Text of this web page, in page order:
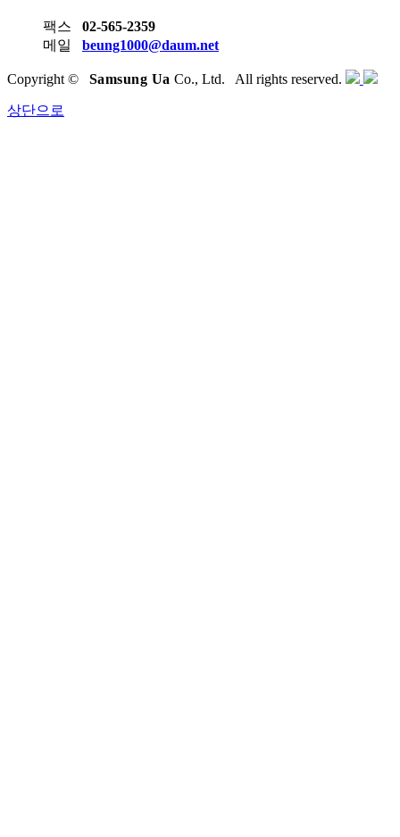
팩스 02-565-2359
메일 beung1000@daum.net
Copyright © Samsung Ua Co., Ltd. All rights reserved.
상단으로